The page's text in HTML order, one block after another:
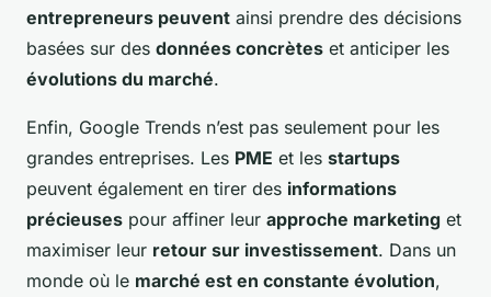
entrepreneurs peuvent ainsi prendre des décisions
basées sur des données concrètes et anticiper les
évolutions du marché.
Enfin, Google Trends n’est pas seulement pour les
grandes entreprises. Les PME et les startups
peuvent également en tirer des informations
précieuses pour affiner leur approche marketing et
maximiser leur retour sur investissement. Dans un
monde où le marché est en constante évolution,